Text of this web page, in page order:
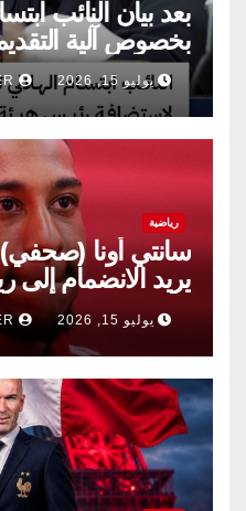
بعد بيان النائب
بخصوص آلية
يوليو 15, 2026
رياضية
سانتي أونا
يريد الانضمام إلى
الصيف.
يوليو 15, 2026 ADMIN USER